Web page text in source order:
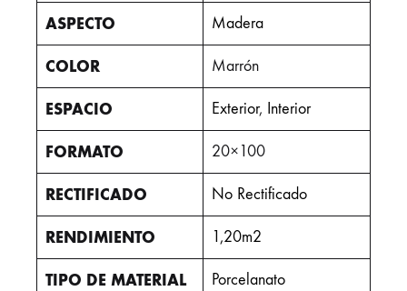
ASPECTO Madera
COLOR Marrón
ESPACIO Exterior, Interior
FORMATO 20×100
RECTIFICADO No Rectificado
RENDIMIENTO 1,20m2
TIPO DE MATERIAL Porcelanato